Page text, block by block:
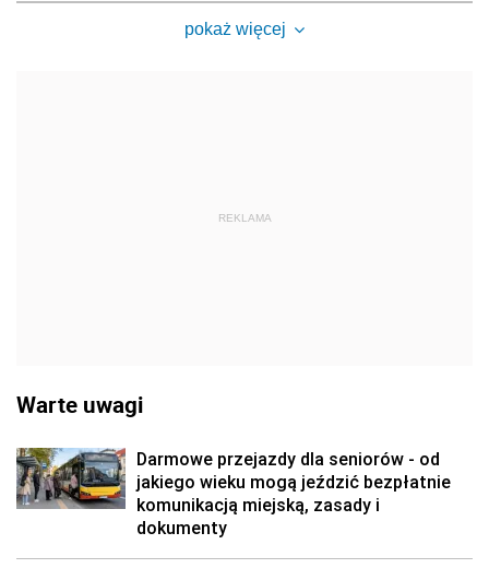
pokaż więcej
REKLAMA
Warte uwagi
Darmowe przejazdy dla seniorów - od
jakiego wieku mogą jeździć bezpłatnie
komunikacją miejską, zasady i
dokumenty